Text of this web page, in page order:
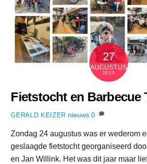
27
AUGUSTUS
2025
Fietstocht en Barbecue
GERALD KEIZER nieuws 0
Zondag 24 augustus was er wederom
geslaagde fietstocht georganiseerd
en Jan Willink. Het was dit jaar maar